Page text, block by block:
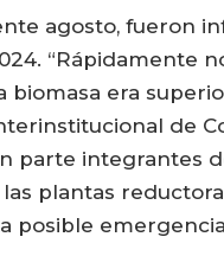
agosto, fueron
“Rápidamente
era
de
parte integrantes
plantas